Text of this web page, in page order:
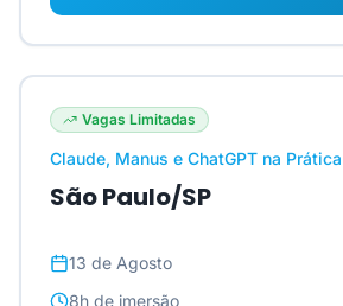
Vagas Limitadas
Claude, Manus e ChatGPT na Prática
São Paulo/SP
13 de Agosto
8h de imersão